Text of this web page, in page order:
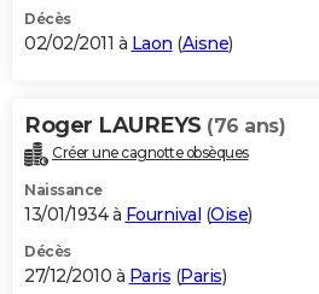
Décès
02/02/2011 à Laon (Aisne)
Roger LAUREYS (76 ans)
Créer une cagnotte obsèques
Naissance
13/01/1934 à Fournival (Oise)
Décès
27/12/2010 à Paris (Paris)